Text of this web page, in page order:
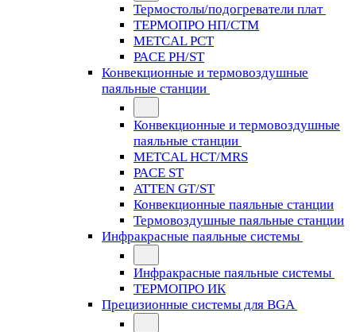
Термостолы/подогреватели плат
ТЕРМОПРО НП/СТМ
METCAL PCT
PACE PH/ST
Конвекционные и термовоздушные
паяльные станции
Конвекционные и термовоздушные
паяльные станции
METCAL HCT/MRS
PACE ST
ATTEN GT/ST
Конвекционные паяльные станции
Термовоздушные паяльные станции
Инфракрасные паяльные системы
Инфракрасные паяльные системы
ТЕРМОПРО ИК
Прецизионные системы для BGA